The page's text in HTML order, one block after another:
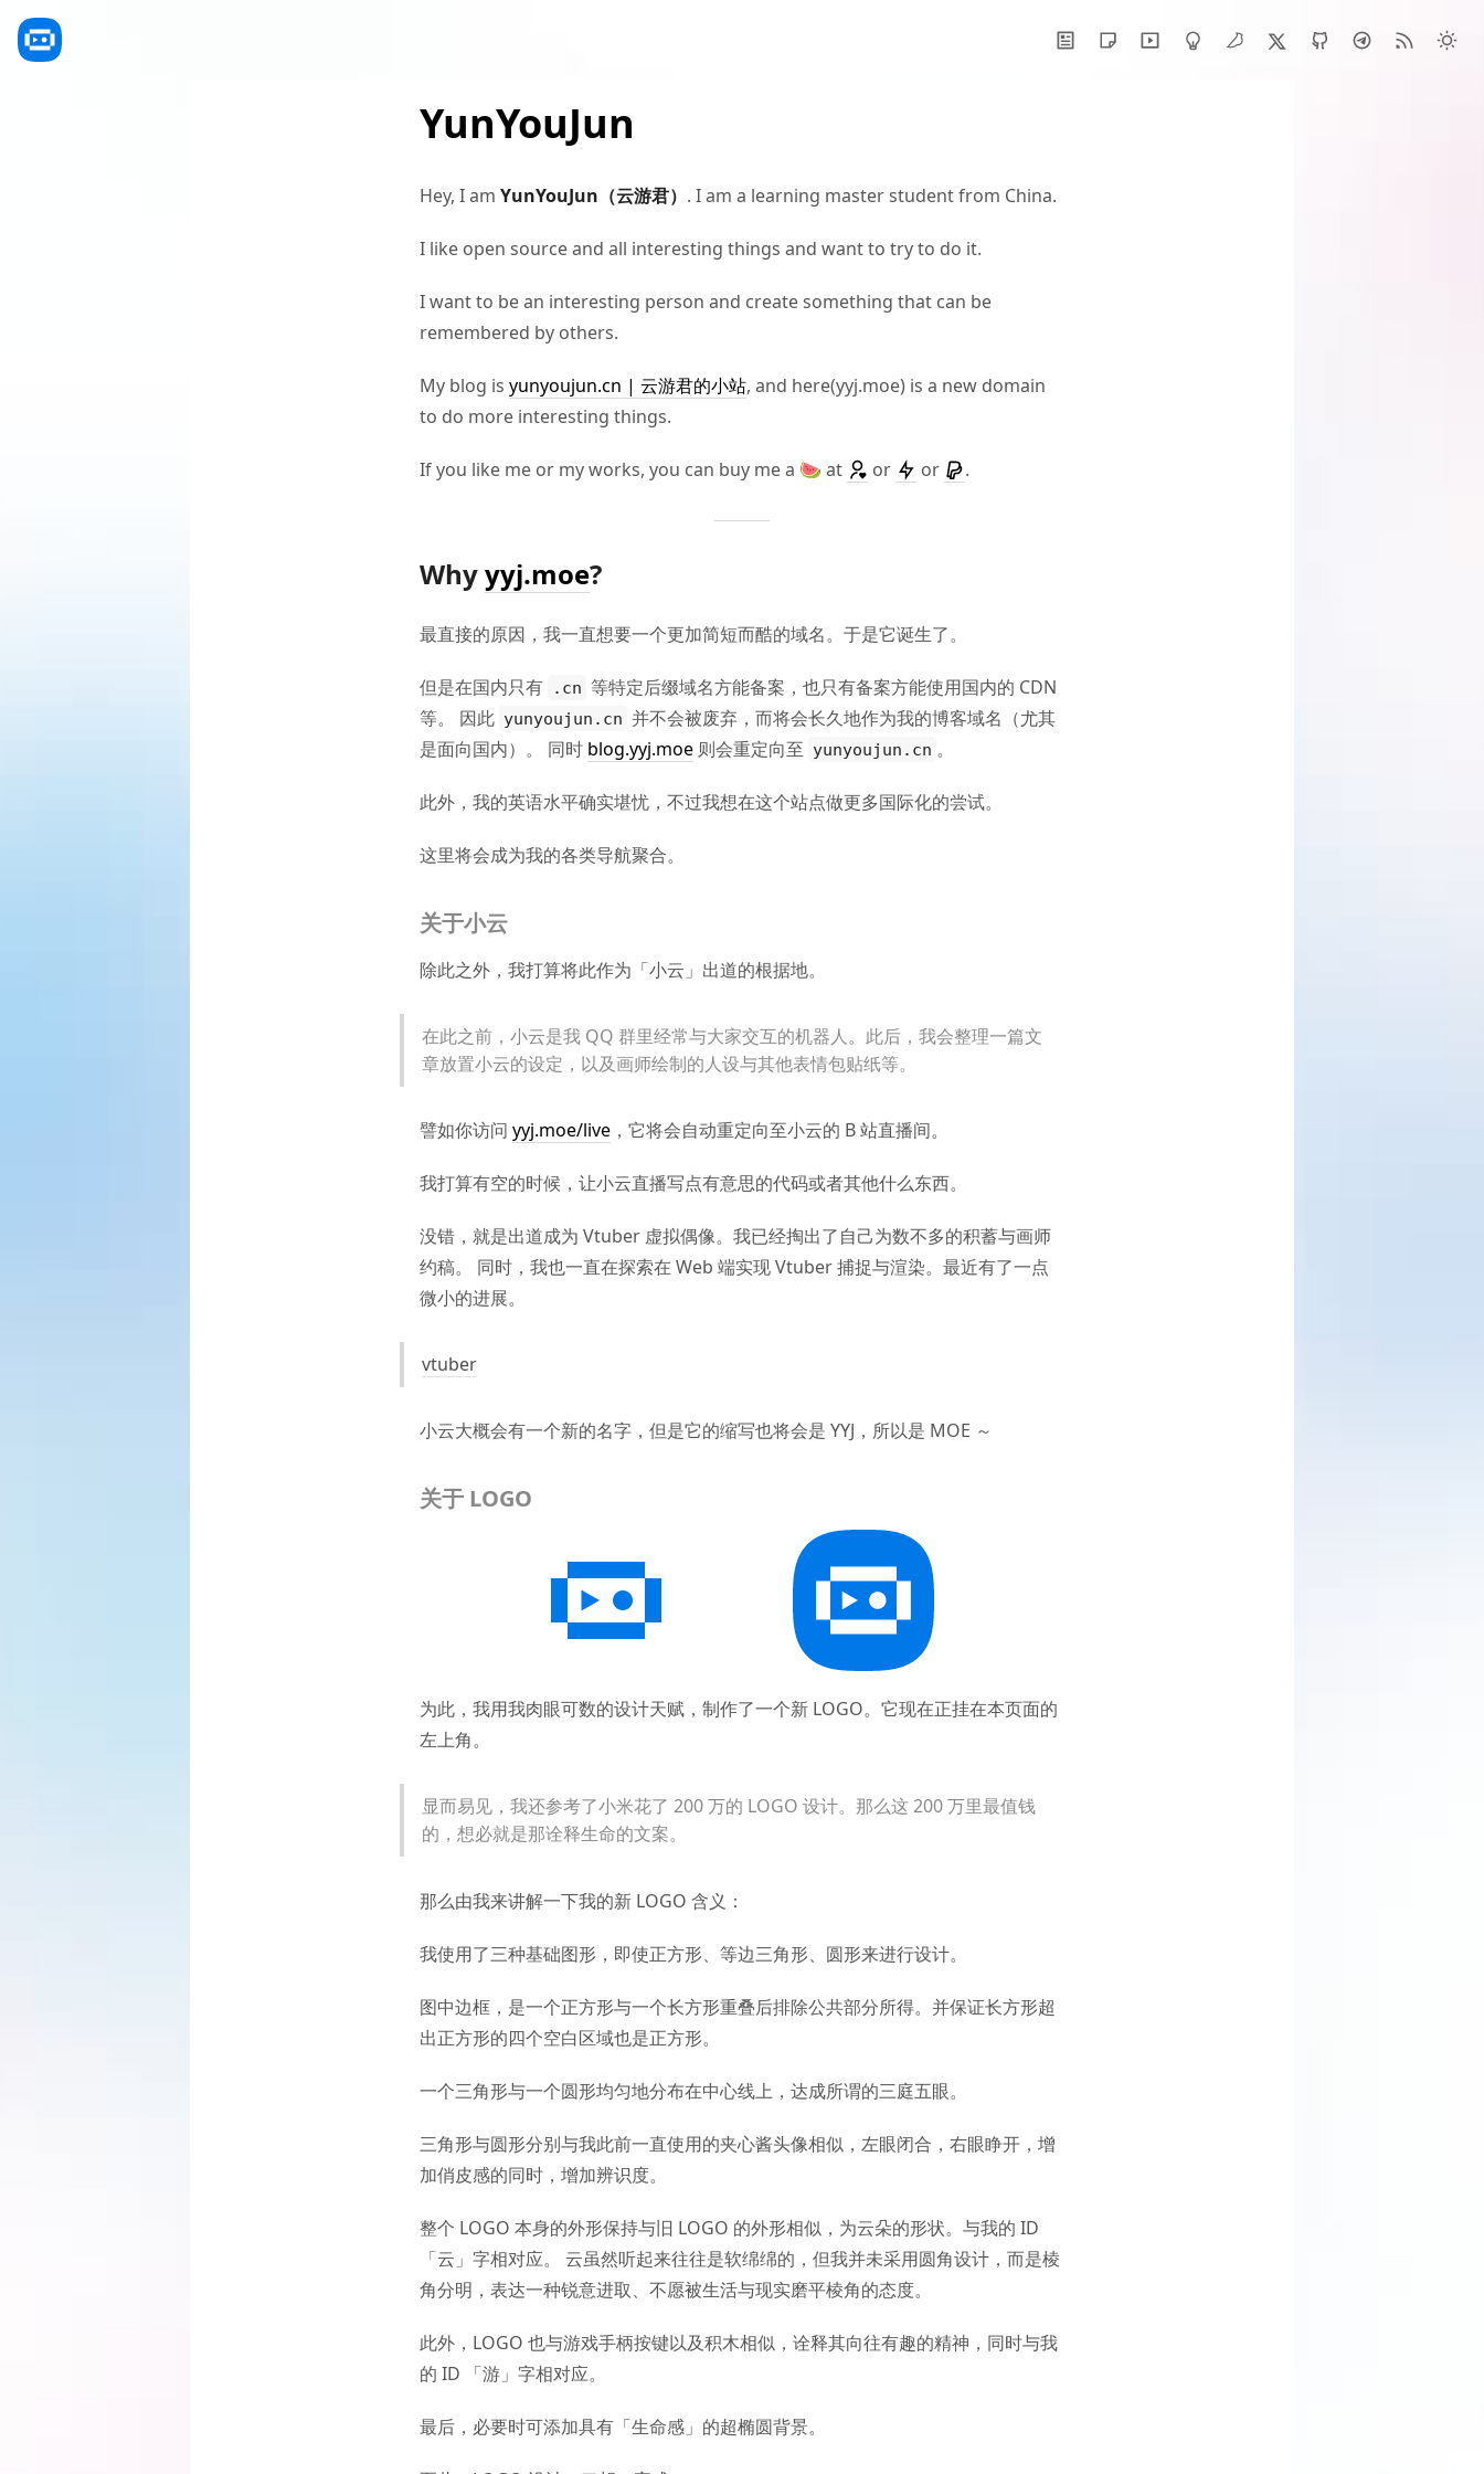
YunYouJun
Hey, I am YunYouJun（云游君） . I am a learning master student from China.
I like open source and all interesting things and want to try to do it.
I want to be an interesting person and create something that can be
remembered by others.
My blog is yunyoujun.cn | 云游君的小站, and here(yyj.moe) is a new domain
to do more interesting things.
If you like me or my works, you can buy me a 🍉 at or or .
Whyyyj.moe?
最直接的原因，我一直想要一个更加简短而酷的域名。于是它诞生了。
但是在国内只有 .cn 等特定后缀域名方能备案，也只有备案方能使用国内的 CDN
等。 因此 yunyoujun.cn 并不会被废弃，而将会长久地作为我的博客域名（尤其
是面向国内）。 同时 blog.yyj.moe则会重定向至 yunyoujun.cn 。
此外，我的英语水平确实堪忧，不过我想在这个站点做更多国际化的尝试。
这里将会成为我的各类导航聚合。
关于小云
除此之外，我打算将此作为「小云」出道的根据地。
在此之前，小云是我 QQ 群里经常与大家交互的机器人。此后，我会整理一篇文
章放置小云的设定，以及画师绘制的人设与其他表情包贴纸等。
譬如你访问 yyj.moe/live，它将会自动重定向至小云的 B 站直播间。
我打算有空的时候，让小云直播写点有意思的代码或者其他什么东西。
没错，就是出道成为 Vtuber 虚拟偶像。我已经掏出了自己为数不多的积蓄与画师
约稿。 同时，我也一直在探索在 Web 端实现 Vtuber 捕捉与渲染。最近有了一点
微小的进展。
vtuber
小云大概会有一个新的名字，但是它的缩写也将会是 YYJ，所以是 MOE ～
关于 LOGO
为此，我用我肉眼可数的设计天赋，制作了一个新 LOGO。它现在正挂在本页面的
左上角。
显而易见，我还参考了小米花了 200 万的 LOGO 设计。那么这 200 万里最值钱
的，想必就是那诠释生命的文案。
那么由我来讲解一下我的新 LOGO 含义：
我使用了三种基础图形，即使正方形、等边三角形、圆形来进行设计。
图中边框，是一个正方形与一个长方形重叠后排除公共部分所得。并保证长方形超
出正方形的四个空白区域也是正方形。
一个三角形与一个圆形均匀地分布在中心线上，达成所谓的三庭五眼。
三角形与圆形分别与我此前一直使用的夹心酱头像相似，左眼闭合，右眼睁开，增
加俏皮感的同时，增加辨识度。
整个 LOGO 本身的外形保持与旧 LOGO 的外形相似，为云朵的形状。与我的 ID
「云」字相对应。 云虽然听起来往往是软绵绵的，但我并未采用圆角设计，而是棱
角分明，表达一种锐意进取、不愿被生活与现实磨平棱角的态度。
此外，LOGO 也与游戏手柄按键以及积木相似，诠释其向往有趣的精神，同时与我
的 ID 「游」字相对应。
最后，必要时可添加具有「生命感」的超椭圆背景。